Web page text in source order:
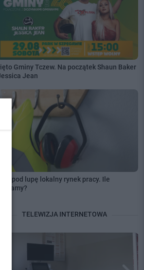
Gminy Tczew. Na początek Shaun Baker
Jean
pod lupę lokalny rynek pracy. Ile
TELEWIZJA INTERNETOWA